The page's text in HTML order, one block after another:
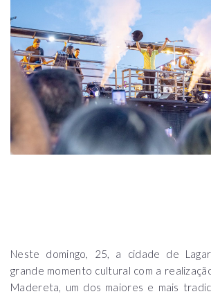
Neste domingo, 25, a cidade de
grande momento cultural com a
Madereta, um dos maiores e mais